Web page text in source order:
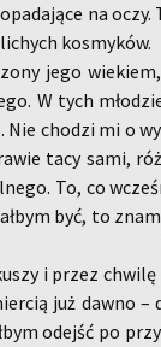
na oczy.
ko­smy­ków.
jego
W tych
Nie cho­dzi mi o
tacy sami,
To, co
być, to
i przez
już dawno
odejść po